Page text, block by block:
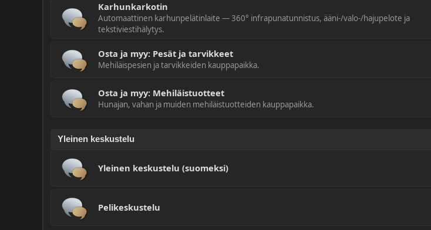
Karhunkarkotin
Automaattinen karhunpelätinlaite — 360° infrapunatunnistus, ääni-/valo-/hajupelote ja
tekstiviestihälytys.
Osta ja myy: Pesät ja tarvikkeet
Mehiläispesien ja tarvikkeiden kauppapaikka.
Osta ja myy: Mehiläistuotteet
Hunajan, vahan ja muiden mehiläistuotteiden kauppapaikka.
Yleinen keskustelu
Yleinen keskustelu (suomeksi)
Pelikeskustelu